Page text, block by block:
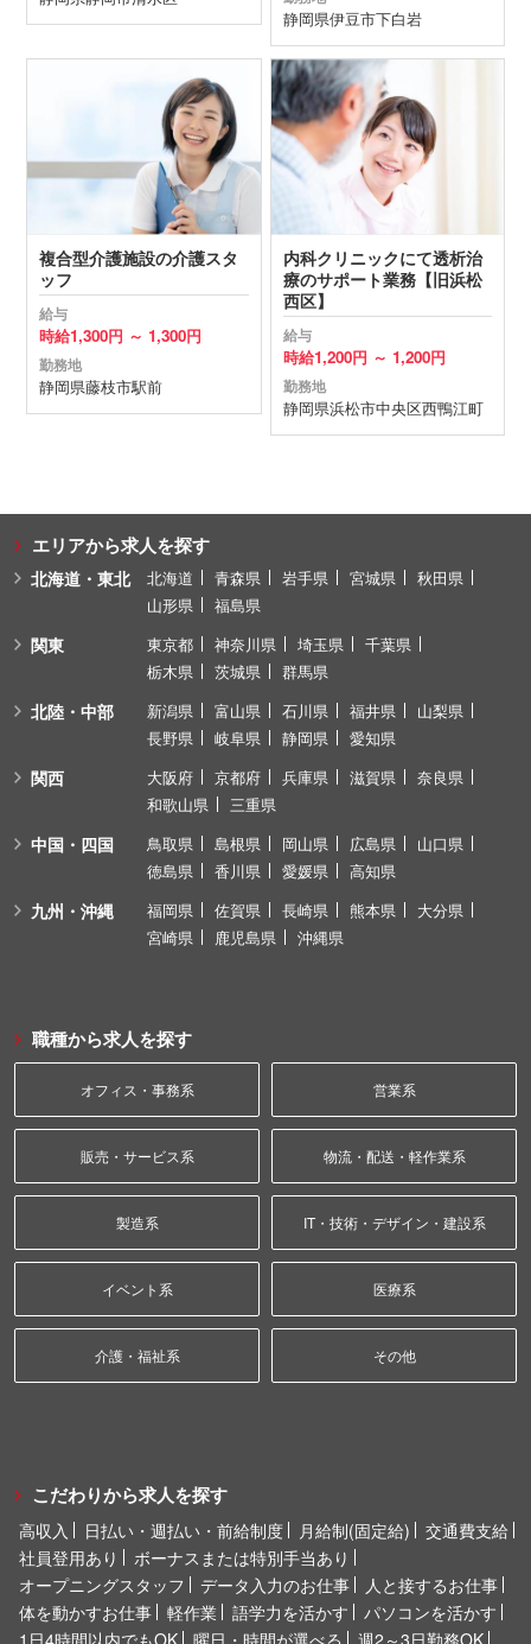
静岡県伊豆市下白岩
複合型介護施設の介護スタ
ッフ
給与
時給1,300円 ～ 1,300円
勤務地
静岡県藤枝市駅前
内科クリニックにて透析治
療のサポート業務【旧浜松
西区】
給与
時給1,200円 ～ 1,200円
勤務地
静岡県浜松市中央区西鴨江町
エリアから求人を探す
北海道・東北 北海道 青森県 岩手県 宮城県
秋田県
山形県
福島県
関東 東京都 神奈川県 埼玉県
千葉県
栃木県
茨城県 群馬県
北陸・中部 新潟県 富山県 石川県 福井県
山梨県
長野県
岐阜県 静岡県 愛知県
関西 大阪府 京都府 兵庫県 滋賀県
奈良県
和歌山県
三重県
中国・四国 鳥取県 島根県 岡山県 広島県
山口県
徳島県
香川県 愛媛県 高知県
九州・沖縄 福岡県 佐賀県 長崎県 熊本県
大分県
宮崎県
鹿児島県 沖縄県
職種から求人を探す
オフィス・事務系 営業系
販売・サービス系 物流・配送・軽作業系
製造系 IT・技術・デザイン・建設系
イベント系 医療系
介護・福祉系 その他
こだわりから求人を探す
高収入 日払い・週払い・前給制度 月給制(固定給)
交通費支給
社員登用あり
ボーナスまたは特別手当あり
オープニングスタッフ
データ入力のお仕事
人と接するお仕事
体を動かすお仕事
軽作業 語学力を活かす
パソコンを活かす